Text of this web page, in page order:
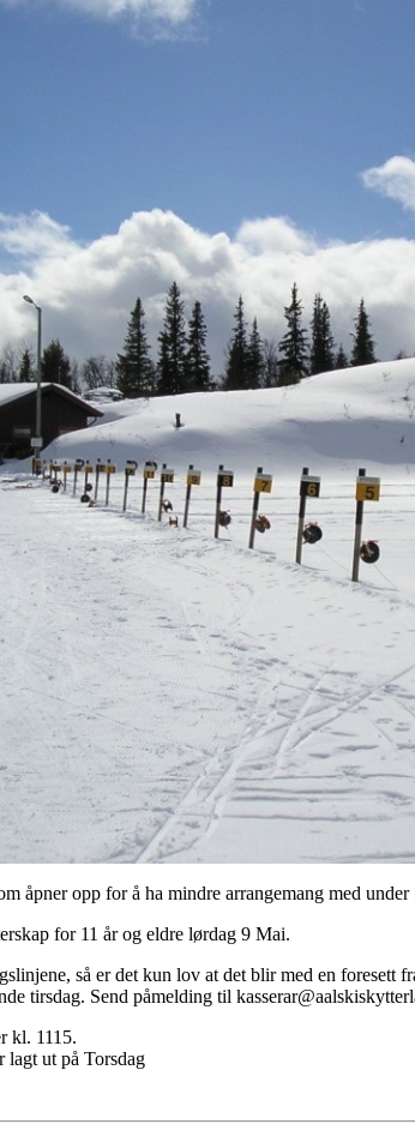
åpner opp for å ha mindre arrangemang med under
for 11 år og eldre lørdag 9 Mai.
så er det kun lov at det blir med en foresett
tirsdag. Send påmelding til
kl. 1115.
ut på Torsdag